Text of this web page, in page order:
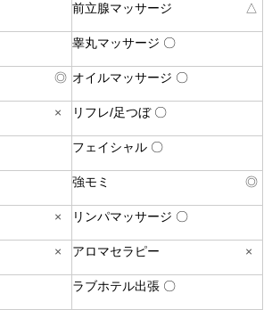
前立腺マッサージ △
睾丸マッサージ 〇
◎ オイルマッサージ 〇
× リフレ/足つぼ 〇
フェイシャル 〇
強モミ ◎
× リンパマッサージ 〇
× アロマセラピー ×
ラブホテル出張 〇